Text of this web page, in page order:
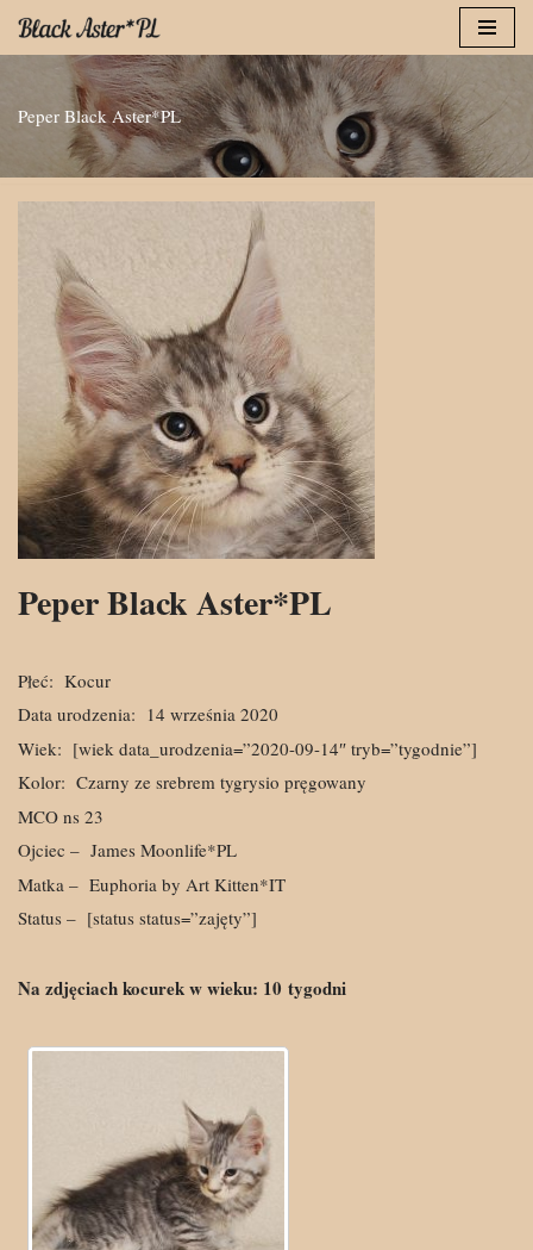
treści
Peper Black Aster*PL
Peper Black Aster*PL
Płeć: Kocur
Data urodzenia: 14 września 2020
Wiek: [wiek data_urodzenia=”2020-09-14″ tryb=”tygodnie”]
Kolor: Czarny ze srebrem tygrysio pręgowany
MCO ns 23
Ojciec – James Moonlife*PL
Matka – Euphoria by Art Kitten*IT
Status – [status status=”zajęty”]
Na zdjęciach kocurek w wieku: 10 tygodni